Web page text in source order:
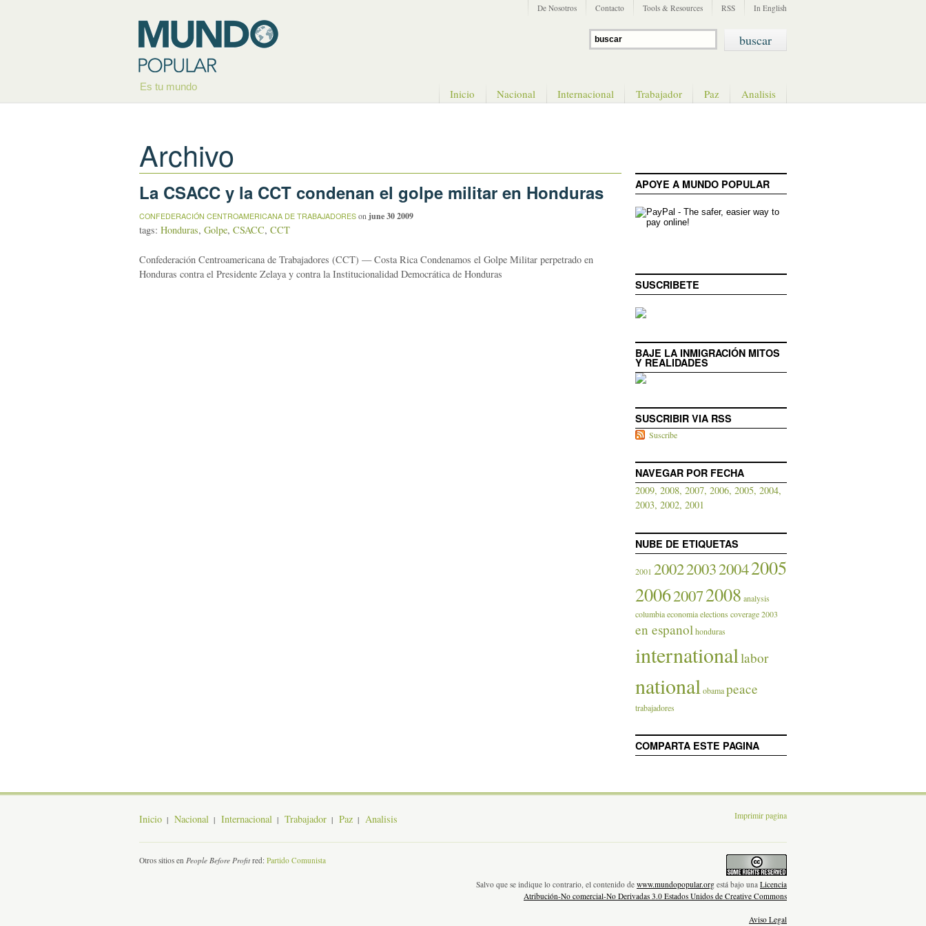
Es tu mundo
De Nosotros Contacto Tools & Resources RSS In English
Inicio Nacional Internacional Trabajador Paz Analisis
Archivo
La CSACC y la CCT condenan el golpe militar en Honduras
CONFEDERACIÓN CENTROAMERICANA DE TRABAJADORES on june 30 2009
tags: Honduras, Golpe, CSACC, CCT
Confederación Centroamericana de Trabajadores (CCT) — Costa Rica Condenamos el Golpe Militar perpetrado en
Honduras contra el Presidente Zelaya y contra la Institucionalidad Democrática de Honduras
APOYE A MUNDO POPULAR
SUSCRIBETE
BAJE LA INMIGRACIÓN MITOS
Y REALIDADES
SUSCRIBIR VIA RSS
Suscribe
NAVEGAR POR FECHA
2009, 2008, 2007, 2006, 2005, 2004,
2003, 2002, 2001
NUBE DE ETIQUETAS
2001 2002200320042005
200620072008 analysis
columbiaeconomiaelections coverage 2003
en espanolhonduras
internationallabor
nationalobamapeace
trabajadores
COMPARTA ESTE PAGINA
Inicio Nacional Internacional Trabajador Paz Analisis Imprimir pagina
Otros sitios en People Before Profit red: Partido Comunista
Salvo que se indique lo contrario, el contenido de www.mundopopular.org está bajo una Licencia
Atribución-No comercial-No Derivadas 3.0 Estados Unidos de Creative Commons
Aviso Legal